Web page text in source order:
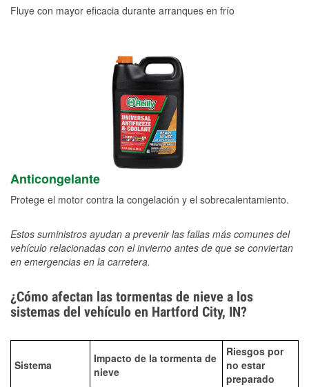
Fluye con mayor eficacia durante arranques en frío
Anticongelante
Protege el motor contra la congelación y el sobrecalentamiento.
Estos suministros ayudan a prevenir las fallas más comunes del
vehículo relacionadas con el invierno antes de que se conviertan
en emergencias en la carretera.
¿Cómo afectan las tormentas de nieve a los
sistemas del vehículo en Hartford City, IN?
Sistema
Impacto de la tormenta de
nieve
Riesgos por
no estar
preparado